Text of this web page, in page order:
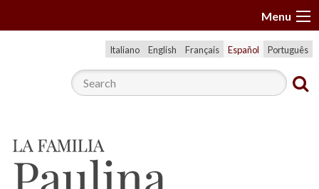
k
Menu
Italiano English Français Español Português